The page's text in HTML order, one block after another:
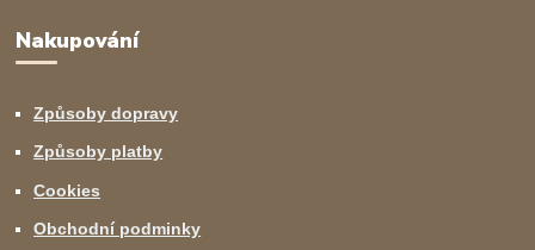
Nakupování
Způsoby dopravy
Způsoby platby
Cookies
Obchodní podminky